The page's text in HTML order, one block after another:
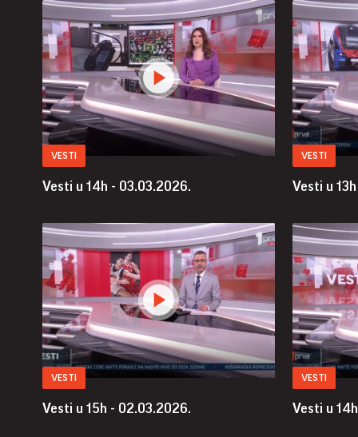
VESTI
Vesti u 14h - 03.03.2026.
VESTI
Vesti u
VESTI
Vesti u 15h - 02.03.2026.
VESTI
Vesti u